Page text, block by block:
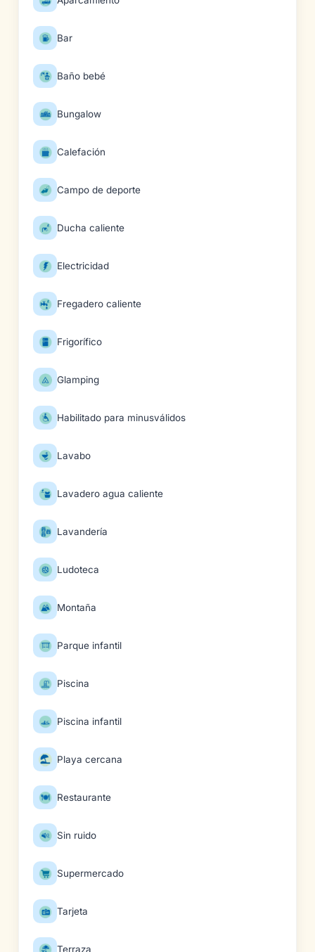
Bar
Baño bebé
Bungalow
Calefación
Campo de deporte
Ducha caliente
Electricidad
Fregadero caliente
Frigorífico
Glamping
Habilitado para minusválidos
Lavabo
Lavadero agua caliente
Lavandería
Ludoteca
Montaña
Parque infantil
Piscina
Piscina infantil
Playa cercana
Restaurante
Sin ruido
Supermercado
Tarjeta
Terraza